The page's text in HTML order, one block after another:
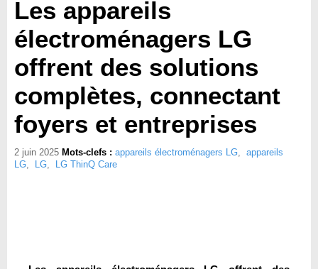
Les appareils
électroménagers LG
offrent des solutions
complètes, connectant
foyers et entreprises
2 juin 2025 Mots-clefs : appareils électroménagers LG, appareils
LG, LG, LG ThinQ Care